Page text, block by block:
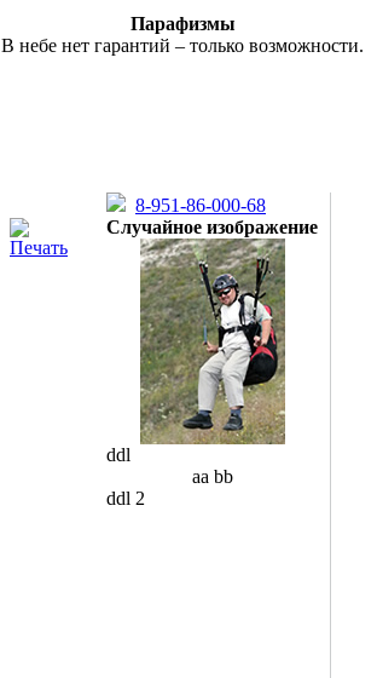
Парафизмы
В небе нет гарантий – только возможности.
8-951-86-000-68
Случайное изображение
ddl
aa bb
ddl 2